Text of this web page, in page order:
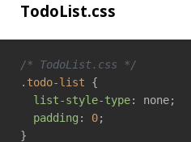
TodoList.css
/* TodoList.css */
.todo-list {
list-style-type: none;
padding : 0;
}